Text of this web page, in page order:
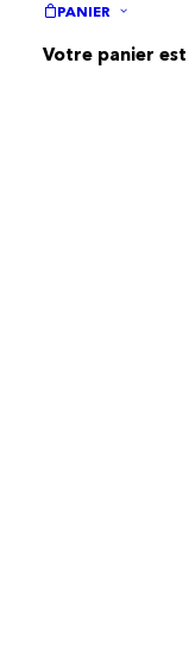
PANIER
Votre panier